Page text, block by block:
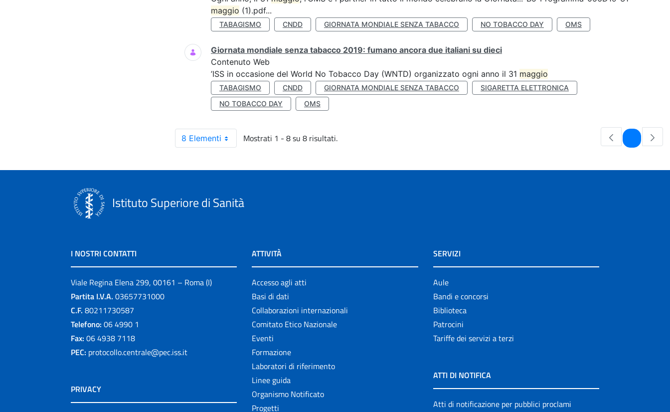
maggio (1).pdf...
TABAGISMO CNDD GIORNATA MONDIALE SENZA TABACCO NO TOBACCO DAY OMS
Giornata mondiale senza tabacco 2019: fumano ancora due italiani su dieci
Contenuto Web
’ISS in occasione del World No Tobacco Day (WNTD) organizzato ogni anno il 31 maggio
TABAGISMO CNDD GIORNATA MONDIALE SENZA TABACCO
SIGARETTA ELETTRONICA
NO TOBACCO DAY
OMS
8 Elementi Mostrati 1 - 8 su 8 risultati. Pagina
Istituto Superiore di Sanità
I NOSTRI CONTATTI
Viale Regina Elena 299, 00161 – Roma (I)
Partita I.V.A. 03657731000
C.F. 80211730587
Telefono: 06 4990 1
Fax: 06 4938 7118
PEC: protocollo.centrale@pec.iss.it
PRIVACY
ATTIVITÀ
Accesso agli atti
Basi di dati
Collaborazioni internazionali
Comitato Etico Nazionale
Eventi
Formazione
Laboratori di riferimento
Linee guida
Organismo Notificato
Progetti
SERVIZI
Aule
Bandi e concorsi
Biblioteca
Patrocini
Tariffe dei servizi a terzi
ATTI DI NOTIFICA
Atti di notificazione per pubblici proclami